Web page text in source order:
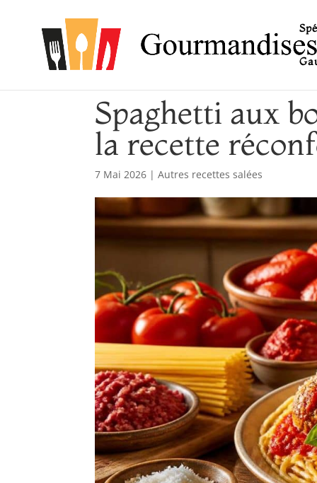
Spaghetti aux
la recette
7 Mai 2026 |Autres recettes salées